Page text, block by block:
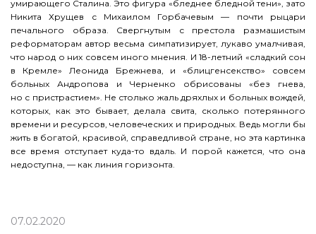
умирающего Сталина. Это фигура «бледнее бледной тени», зато
Никита Хрущев с Михаилом Горбачевым — почти рыцари
печального образа. Свергнутым с престола размашистым
реформаторам автор весьма симпатизирует, лукаво умалчивая,
что народ о них совсем иного мнения. И 18-летний «сладкий сон
в Кремле» Леонида Брежнева, и «блицгенсекство» совсем
больных Андропова и Черненко обрисованы «без гнева,
но с пристрастием». Не столько жаль дряхлых и больных вождей,
которых, как это бывает, делала свита, сколько потерянного
времени и ресурсов, человеческих и природных. Ведь могли бы
жить в богатой, красивой, справедливой стране, но эта картинка
все время отступает куда-то вдаль. И порой кажется, что она
недоступна, — как линия горизонта.
07.02.2020